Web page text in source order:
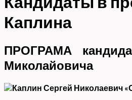
Каплина
ПРОГРАМА
Миколайовича